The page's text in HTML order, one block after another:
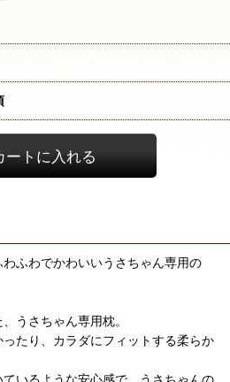
ートに入れる
ふわでかわいいうさちゃん専用の
うさちゃん専用枕。
たり、カラダにフィットする柔らか
いるような安心感で、うさちゃんの